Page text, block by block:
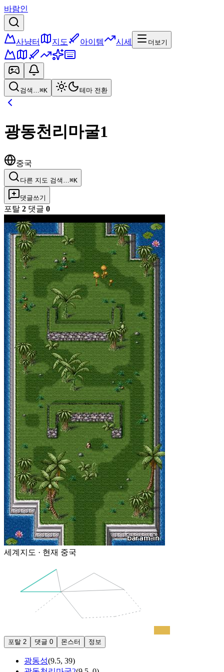
바람인
사냥터 지도 아이템 시세 더보기
검색…⌘K 테마 전환
광동천리마굴1
중국
다른 지도 검색… ⌘K
댓글쓰기
포탈 2 댓글 0
세계지도 · 현재 중국
포탈 2 댓글 0 몬스터 정보
광동성(9.5, 39)